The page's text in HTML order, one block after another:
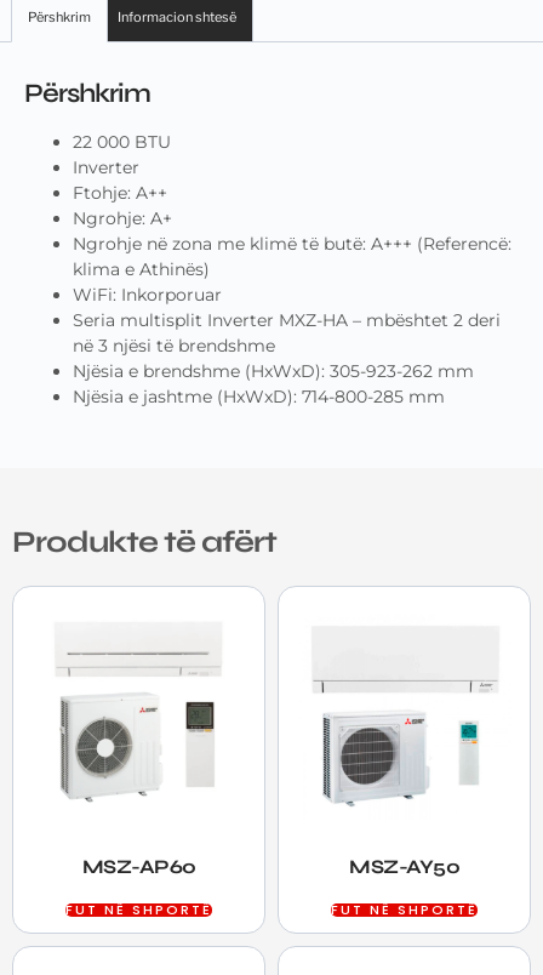
Përshkrim Informacion shtesë
Përshkrim
22 000 BTU
Inverter
Ftohje: A++
Ngrohje: A+
Ngrohje në zona me klimë të butë: A+++ (Referencë:
klima e Athinës)
WiFi: Inkorporuar
Seria multisplit Inverter MXZ-HA – mbështet 2 deri
në 3 njësi të brendshme
Njësia e brendshme (HxWxD): 305-923-262 mm
Njësia e jashtme (HxWxD): 714-800-285 mm
Produkte të afërt
MSZ-AP60
FUT NË SHPORTË
MSZ-AY50
FUT NË SHPORTË